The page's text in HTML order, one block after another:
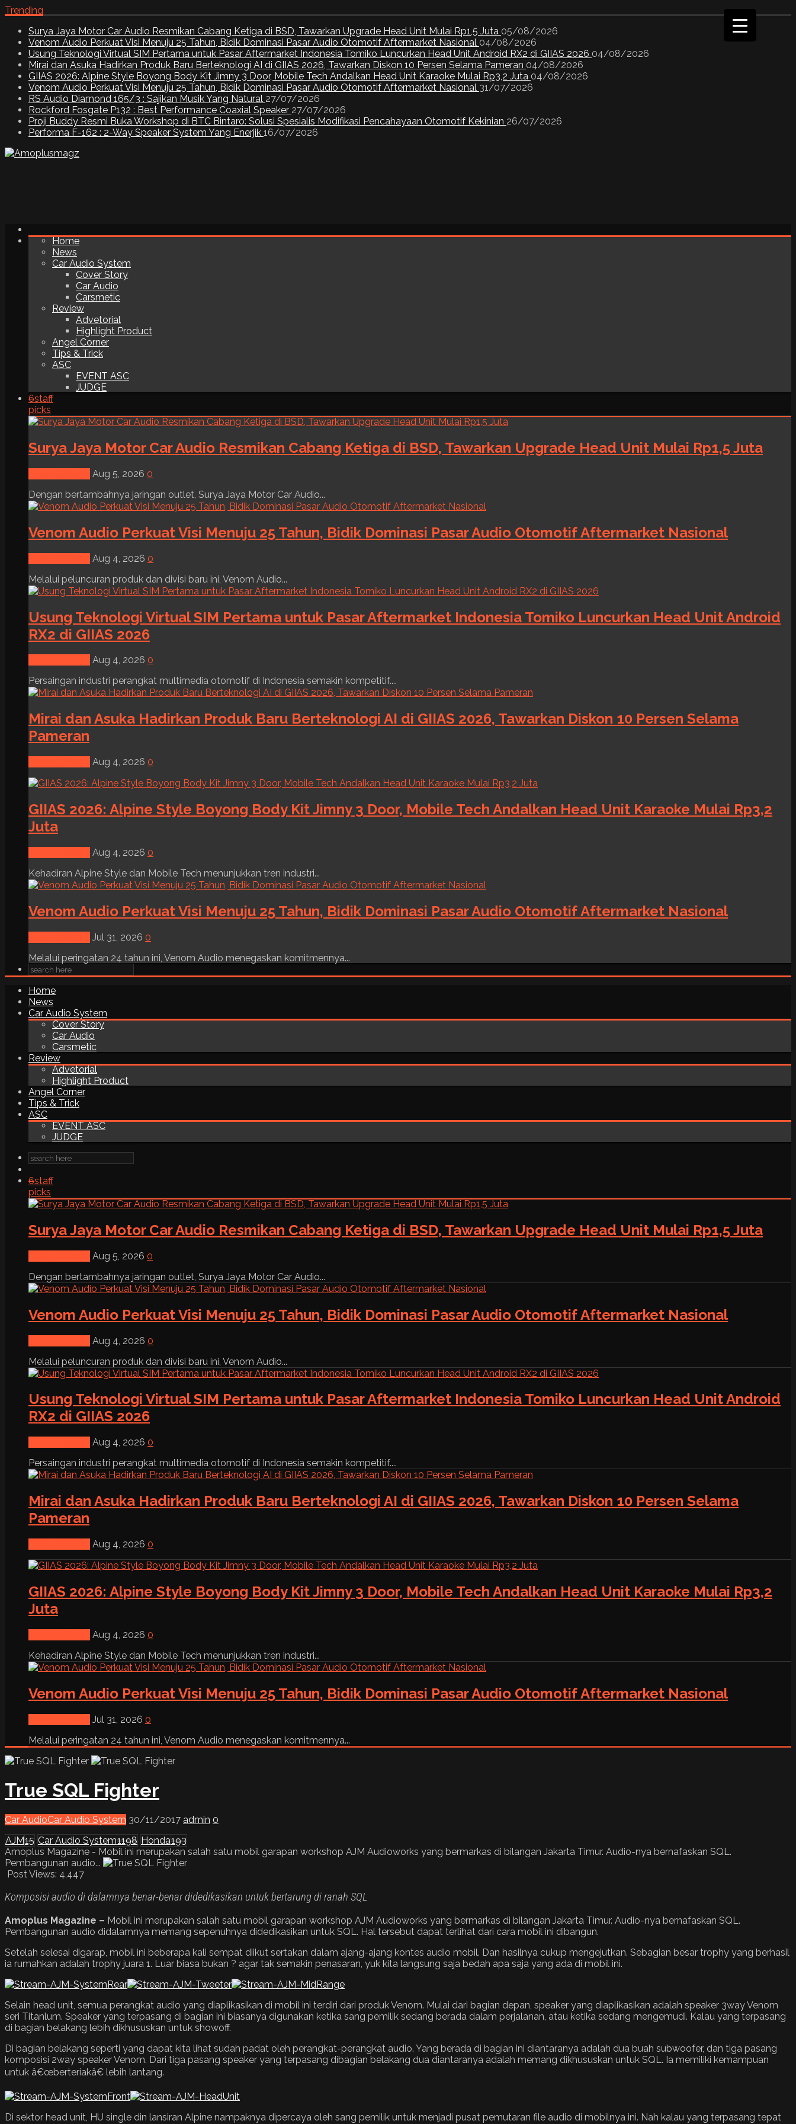
Trending
Surya Jaya Motor Car Audio Resmikan Cabang Ketiga di BSD, Tawarkan Upgrade Head Unit Mulai Rp1,5 Juta 05/08/2026
Venom Audio Perkuat Visi Menuju 25 Tahun, Bidik Dominasi Pasar Audio Otomotif Aftermarket Nasional 04/08/2026
Usung Teknologi Virtual SIM Pertama untuk Pasar Aftermarket Indonesia Tomiko Luncurkan Head Unit Android RX2 di GIIAS 2026 04/08/2026
Mirai dan Asuka Hadirkan Produk Baru Berteknologi AI di GIIAS 2026, Tawarkan Diskon 10 Persen Selama Pameran 04/08/2026
GIIAS 2026: Alpine Style Boyong Body Kit Jimny 3 Door, Mobile Tech Andalkan Head Unit Karaoke Mulai Rp3,2 Juta 04/08/2026
Venom Audio Perkuat Visi Menuju 25 Tahun, Bidik Dominasi Pasar Audio Otomotif Aftermarket Nasional 31/07/2026
RS Audio Diamond 165/3 : Sajikan Musik Yang Natural 27/07/2026
Rockford Fosgate P132 : Best Performance Coaxial Speaker 27/07/2026
Proji Buddy Resmi Buka Workshop di BTC Bintaro: Solusi Spesialis Modifikasi Pencahayaan Otomotif Kekinian 26/07/2026
Performa F-162 : 2-Way Speaker System Yang Enerjik 16/07/2026
Home
News
Car Audio System
Cover Story
Car Audio
Carsmetic
Review
Advetorial
Highlight Product
Angel Corner
Tips & Trick
ASC
EVENT ASC
JUDGE
6staff
picks
Surya Jaya Motor Car Audio Resmikan Cabang Ketiga di BSD, Tawarkan Upgrade Head Unit Mulai Rp1,5 Juta
Aug 5, 2026 0
Dengan bertambahnya jaringan outlet, Surya Jaya Motor Car Audio...
Venom Audio Perkuat Visi Menuju 25 Tahun, Bidik Dominasi Pasar Audio Otomotif Aftermarket Nasional
Aug 4, 2026 0
Melalui peluncuran produk dan divisi baru ini, Venom Audio...
Usung Teknologi Virtual SIM Pertama untuk Pasar Aftermarket Indonesia Tomiko Luncurkan Head Unit Android
RX2 di GIIAS 2026
Aug 4, 2026 0
Persaingan industri perangkat multimedia otomotif di Indonesia semakin kompetitif....
Mirai dan Asuka Hadirkan Produk Baru Berteknologi AI di GIIAS 2026, Tawarkan Diskon 10 Persen Selama
Pameran
Aug 4, 2026 0
GIIAS 2026: Alpine Style Boyong Body Kit Jimny 3 Door, Mobile Tech Andalkan Head Unit Karaoke Mulai Rp3,2
Juta
Aug 4, 2026 0
Kehadiran Alpine Style dan Mobile Tech menunjukkan tren industri...
Venom Audio Perkuat Visi Menuju 25 Tahun, Bidik Dominasi Pasar Audio Otomotif Aftermarket Nasional
Jul 31, 2026 0
Melalui peringatan 24 tahun ini, Venom Audio menegaskan komitmennya...
Home
News
Car Audio System
Cover Story
Car Audio
Carsmetic
Review
Advetorial
Highlight Product
Angel Corner
Tips & Trick
ASC
EVENT ASC
JUDGE
6staff
picks
Surya Jaya Motor Car Audio Resmikan Cabang Ketiga di BSD, Tawarkan Upgrade Head Unit Mulai Rp1,5 Juta
Aug 5, 2026 0
Dengan bertambahnya jaringan outlet, Surya Jaya Motor Car Audio...
Venom Audio Perkuat Visi Menuju 25 Tahun, Bidik Dominasi Pasar Audio Otomotif Aftermarket Nasional
Aug 4, 2026 0
Melalui peluncuran produk dan divisi baru ini, Venom Audio...
Usung Teknologi Virtual SIM Pertama untuk Pasar Aftermarket Indonesia Tomiko Luncurkan Head Unit Android
RX2 di GIIAS 2026
Aug 4, 2026 0
Persaingan industri perangkat multimedia otomotif di Indonesia semakin kompetitif....
Mirai dan Asuka Hadirkan Produk Baru Berteknologi AI di GIIAS 2026, Tawarkan Diskon 10 Persen Selama
Pameran
Aug 4, 2026 0
GIIAS 2026: Alpine Style Boyong Body Kit Jimny 3 Door, Mobile Tech Andalkan Head Unit Karaoke Mulai Rp3,2
Juta
Aug 4, 2026 0
Kehadiran Alpine Style dan Mobile Tech menunjukkan tren industri...
Venom Audio Perkuat Visi Menuju 25 Tahun, Bidik Dominasi Pasar Audio Otomotif Aftermarket Nasional
Jul 31, 2026 0
Melalui peringatan 24 tahun ini, Venom Audio menegaskan komitmennya...
True SQL Fighter
Car AudioCar Audio System 30/11/2017 admin 0
AJM15 Car Audio System1198 Honda193
Amoplus Magazine - Mobil ini merupakan salah satu mobil garapan workshop AJM Audioworks yang bermarkas di bilangan Jakarta Timur. Audio-nya bernafaskan SQL.
Pembangunan audio...
Post Views: 4,447
Komposisi audio di dalamnya benar-benar didedikasikan untuk bertarung di ranah SQL
Amoplus Magazine – Mobil ini merupakan salah satu mobil garapan workshop AJM Audioworks yang bermarkas di bilangan Jakarta Timur. Audio-nya bernafaskan SQL.
Pembangunan audio didalamnya memang sepenuhnya didedikasikan untuk SQL. Hal tersebut dapat terlihat dari cara mobil ini dibangun.
Setelah selesai digarap, mobil ini beberapa kali sempat diikut sertakan dalam ajang-ajang kontes audio mobil. Dan hasilnya cukup mengejutkan. Sebagian besar trophy yang berhasil
ia rumahkan adalah trophy juara 1. Luar biasa bukan ? agar tak semakin penasaran, yuk kita langsung saja bedah apa saja yang ada di mobil ini.
Selain head unit, semua perangkat audio yang diaplikasikan di mobil ini terdiri dari produk Venom. Mulai dari bagian depan, speaker yang diaplikasikan adalah speaker 3way Venom
seri Titanlum. Speaker yang terpasang di bagian ini biasanya digunakan ketika sang pemilik sedang berada dalam perjalanan, atau ketika sedang mengemudi. Kalau yang terpasang
di bagian belakang lebih dikhususkan untuk showoff.
Di bagian belakang seperti yang dapat kita lihat sudah padat oleh perangkat-perangkat audio. Yang berada di bagian ini diantaranya adalah dua buah subwoofer, dan tiga pasang
komposisi 2way speaker Venom. Dari tiga pasang speaker yang terpasang dibagian belakang dua diantaranya adalah memang dikhususkan untuk SQL. Ia memiliki kemampuan
untuk â€œberteriakâ€ lebih lantang.
Di sektor head unit, HU single din lansiran Alpine nampaknya dipercaya oleh sang pemilik untuk menjadi pusat pemutaran file audio di mobilnya ini. Nah kalau yang terpasang tepat